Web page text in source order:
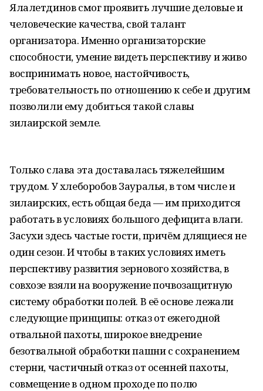
Ялалетдинов смог проявить лучшие деловые и
человеческие качества, свой талант
организатора. Именно организаторские
способности, умение видеть перспективу и живо
воспринимать новое, настойчивость,
требовательность по отношению к себе и другим
позволили ему добиться такой славы
зилаирской земле.
Только слава эта доставалась тяжелейшим
трудом. У хлеборобов Зауралья, в том числе и
зилаирских, есть общая беда — им приходится
работать в условиях большого дефицита влаги.
Засухи здесь частые гости, причём длящиеся не
один сезон. И чтобы в таких условиях иметь
перспективу развития зернового хозяйства, в
совхозе взяли на вооружение почвозащитную
систему обработки полей. В её основе лежали
следующие принципы: отказ от ежегодной
отвальной пахоты, широкое внедрение
безотвальной обработки пашни с сохранением
стерни, частичный отказ от осенней пахоты,
совмещение в одном проходе по полю